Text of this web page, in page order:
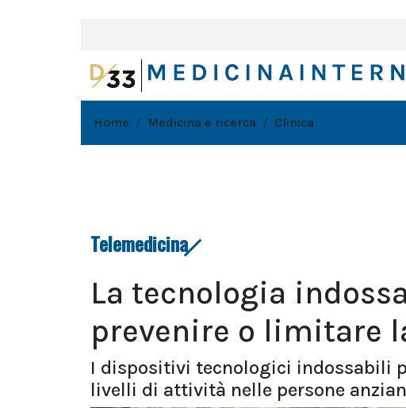
Home Medicina e ricerca Clinica
Telemedicina
La tecnologia
prevenire o limitare
I dispositivi tecnologici indossabili
livelli di attività nelle persone